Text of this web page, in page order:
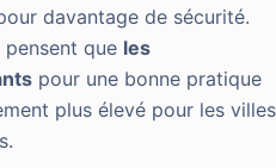
davantage de sécurité.
que les
pour une bonne pratique
plus élevé pour les villes